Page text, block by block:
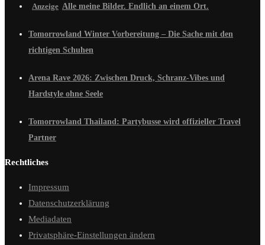
Alle meine Bilder. Endlich an einem Ort.
Tomorrowland Winter Vorbereitung – Die Sache mit den
richtigen Schuhen
Arena Rave 2026: Zwischen Druck, Schranz-Vibes und
Hardstyle ohne Seele
Tomorrowland Thailand: Partybusse wird offizieller Travel
Partner
Rechtliches
Impressum
Datenschutzerklärung
Mediadaten
Privatsphäre-Einstellungen ändern